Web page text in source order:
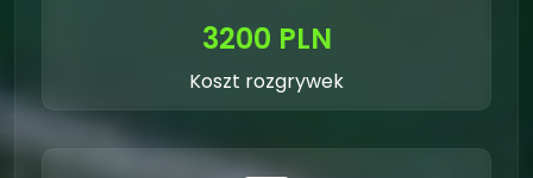
3200 PLN
Koszt rozgrywek